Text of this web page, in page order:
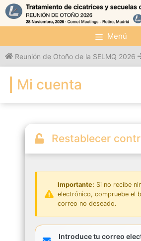
Saltar
contenido
Menú
Reunión de Otoño de la SELMQ 2026
Mi cuenta
Restablecer
Importante: Si no recibe
electrónico, compruebe el
correo no deseado.
Introduce tu correo